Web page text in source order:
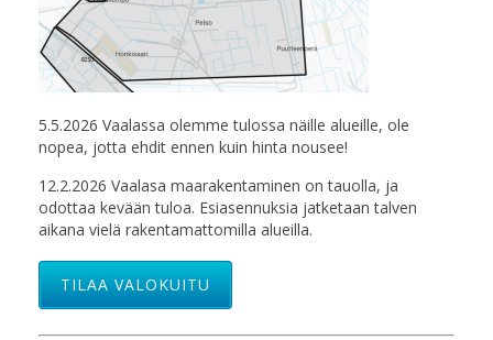
5.5.2026 Vaalassa olemme tulossa näille alueille, ole
nopea, jotta ehdit ennen kuin hinta nousee!
12.2.2026 Vaalasa maarakentaminen on tauolla, ja
odottaa kevään tuloa. Esiasennuksia jatketaan talven
aikana vielä rakentamattomilla alueilla.
TILAA VALOKUITU